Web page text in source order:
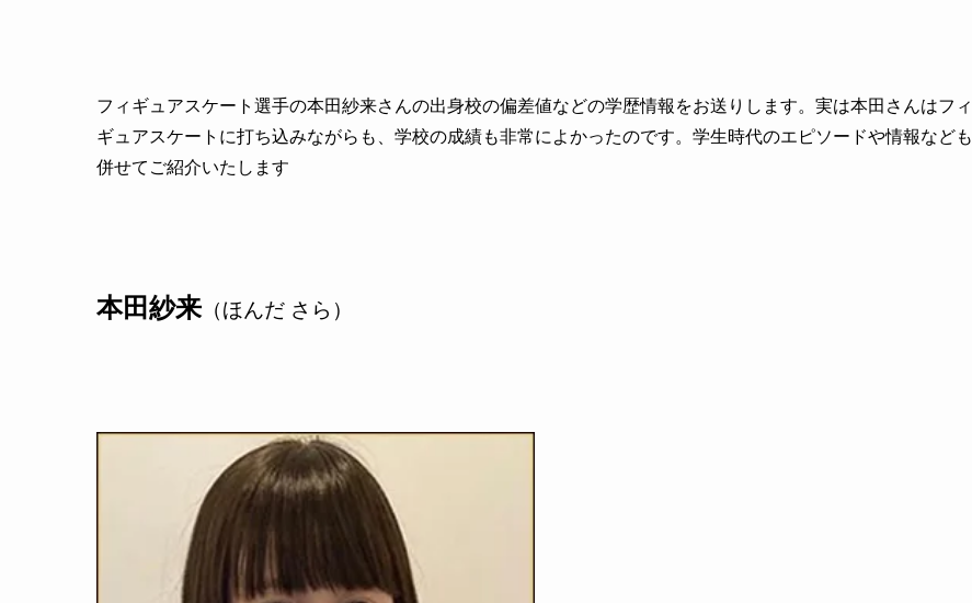
フィギュアスケート選手の本田紗来さんの出身校の偏差値などの学歴情報をお送りします。実は本田さんはフィ
ギュアスケートに打ち込みながらも、学校の成績も非常によかったのです。学生時代のエピソードや情報なども
併せてご紹介いたします
本田紗来 （ほんだ さら）